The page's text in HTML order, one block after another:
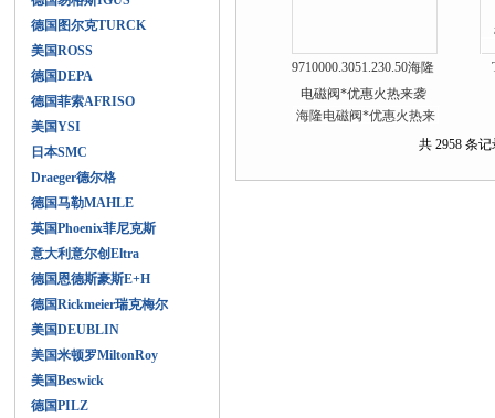
德国图尔克TURCK
美国ROSS
德国DEPA
德国菲索AFRISO
美国YSI
日本SMC
Draeger德尔格
德国马勒MAHLE
英国Phoenix菲尼克斯
意大利意尔创Eltra
德国恩德斯豪斯E+H
德国Rickmeier瑞克梅尔
美国DEUBLIN
美国米顿罗MiltonRoy
美国Beswick
德国PILZ
9710000.3051.230.50海隆
电磁阀*优惠火热来袭
共 2958 条记